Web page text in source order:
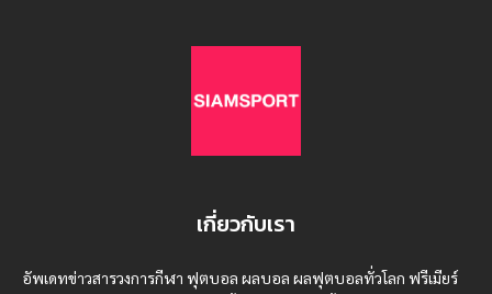
เกี่ยวกับเรา
อัพเดทข่าวสารวงการกีฬา ฟุตบอล ผลบอล ผลฟุตบอลทั่วโลก ฟรีเมียร์